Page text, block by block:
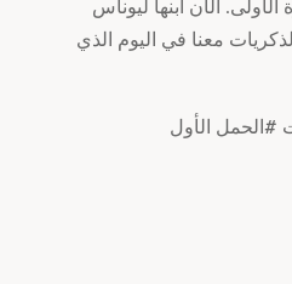
الآن ابنها ليوناس
معنا في اليوم الذي
#الحمل الأول